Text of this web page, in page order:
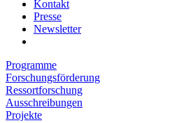
Kontakt
Presse
Newsletter
Programme
Forschungsförderung
Ressortforschung
Ausschreibungen
Projekte